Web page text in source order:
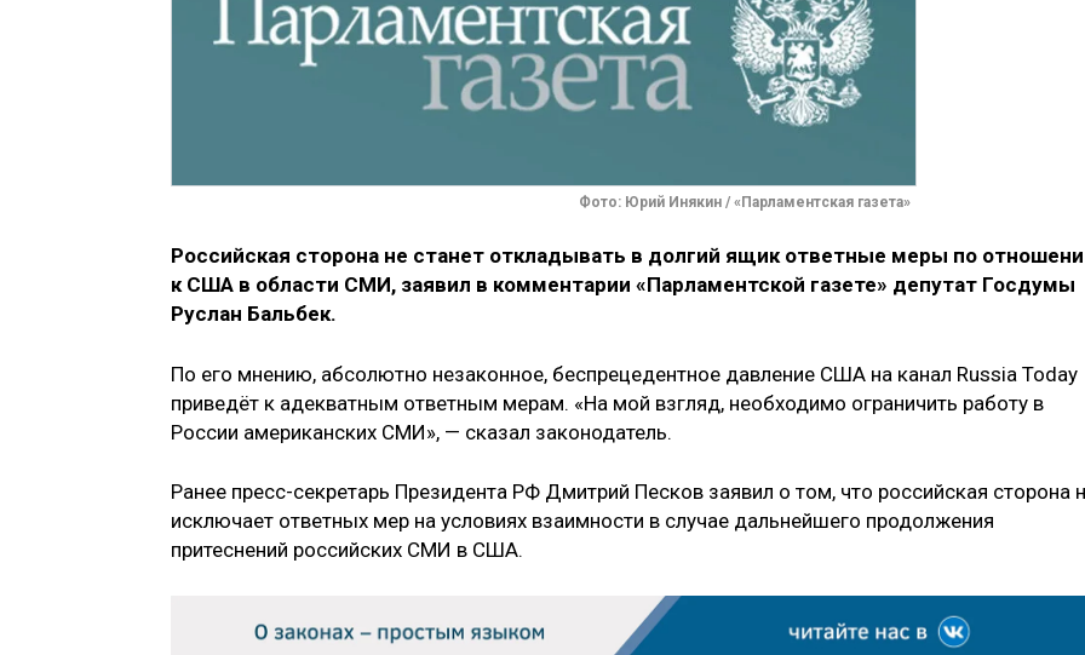
Фото: Юрий Инякин / «Парламентская газета»
Российская сторона не станет откладывать в долгий ящик ответные меры по
к США в области СМИ, заявил в комментарии «Парламентской газете» депутат Госдумы
Руслан Бальбек.
По его мнению, абсолютно незаконное, беспрецедентное давление США на канал Russia Today
приведёт к адекватным ответным мерам. «На мой взгляд, необходимо ограничить работу в
России американских СМИ», — сказал законодатель.
Ранее пресс-секретарь Президента РФ Дмитрий Песков заявил о том, что российская сторона
исключает ответных мер на условиях взаимности в случае дальнейшего продолжения
притеснений российских СМИ в США.